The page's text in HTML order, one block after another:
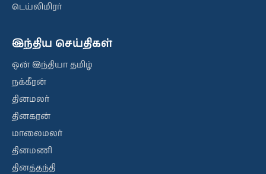
டெய்லிமிரர்
இந்திய செய்திகள்
ஒன் இந்தியா தமிழ்
நக்கீரன்
தினமலர்
தினகரன்
மாலைமலர்
தினமணி
தினத்தந்தி